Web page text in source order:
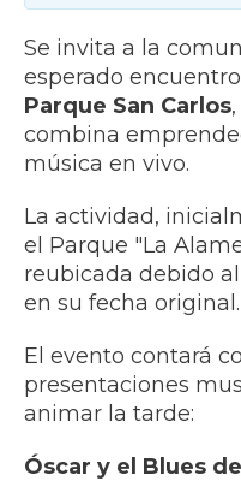
Se invita a la
esperado encuentro
Parque San Carlos
combina
música en vivo.
La actividad,
el Parque "La
reubicada debido
en su fecha original.
El evento contará
presentaciones
animar la tarde:
Óscar y el Blues